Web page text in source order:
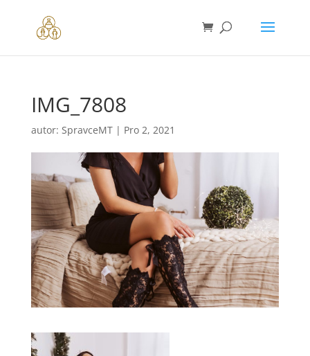
IMG_7808
autor: SpravceMT| Pro 2, 2021